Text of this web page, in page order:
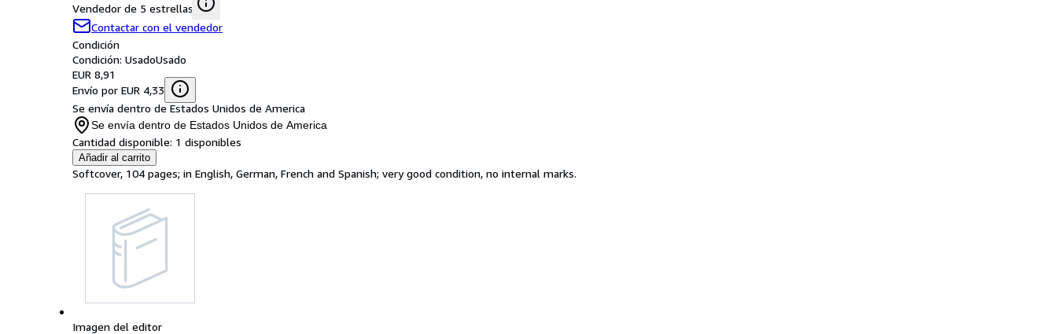
Vendedor de 5 estrellas
Contactar con el vendedor
Condición
Condición: UsadoUsado
EUR 8,91
Envío por EUR 4,33
Se envía dentro de Estados Unidos de America
Se envía dentro de Estados Unidos de America
Cantidad disponible: 1 disponibles
Añadir al carrito
Softcover, 104 pages; in English, German, French and Spanish; very good condition, no internal marks.
Imagen del editor